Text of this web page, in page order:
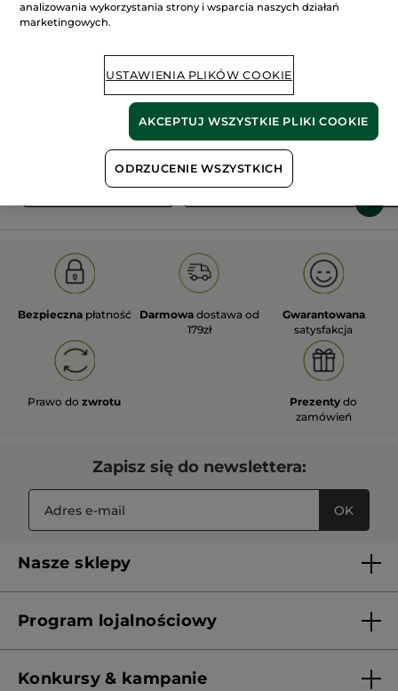
roślinne
pól organicznych
Pokaż więcej
OLD PRODUCT LINE LES DEODORANTS NAT.
Bezpieczna płatność Darmowa dostawa od
179zł
Gwarantowana
satysfakcja
Prawo dozwrotu Prezenty do
zamówień
Zapisz się do newslettera:
OK
Nasze sklepy
Franczyza
Program lojalnościowy
Konkursy & kampanie
analizowania wykorzystania strony i wsparcia naszych działań
marketingowych.
USTAWIENIA PLIKÓW COOKIE
ODRZUCENIE WSZYSTKICH
AKCEPTUJ WSZYSTKIE PLIKI COOKIE